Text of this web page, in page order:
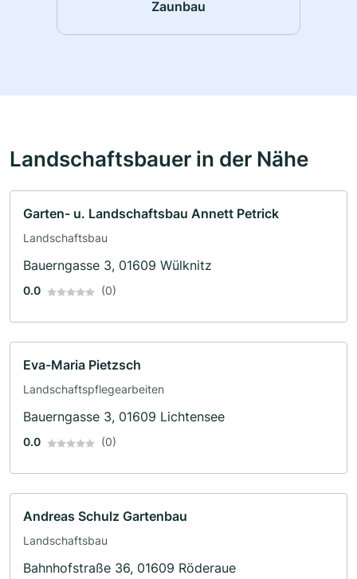
Zaunbau
Landschaftsbauer in der Nähe
Garten- u. Landschaftsbau Annett Petrick
Landschaftsbau
Bauerngasse 3, 01609 Wülknitz
0.0 (0)
Eva-Maria Pietzsch
Landschaftspflegearbeiten
Bauerngasse 3, 01609 Lichtensee
0.0 (0)
Andreas Schulz Gartenbau
Landschaftsbau
Bahnhofstraße 36, 01609 Röderaue